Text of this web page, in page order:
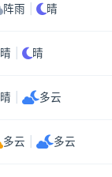
阵雨 晴
晴 晴
晴 多云
多云 多云